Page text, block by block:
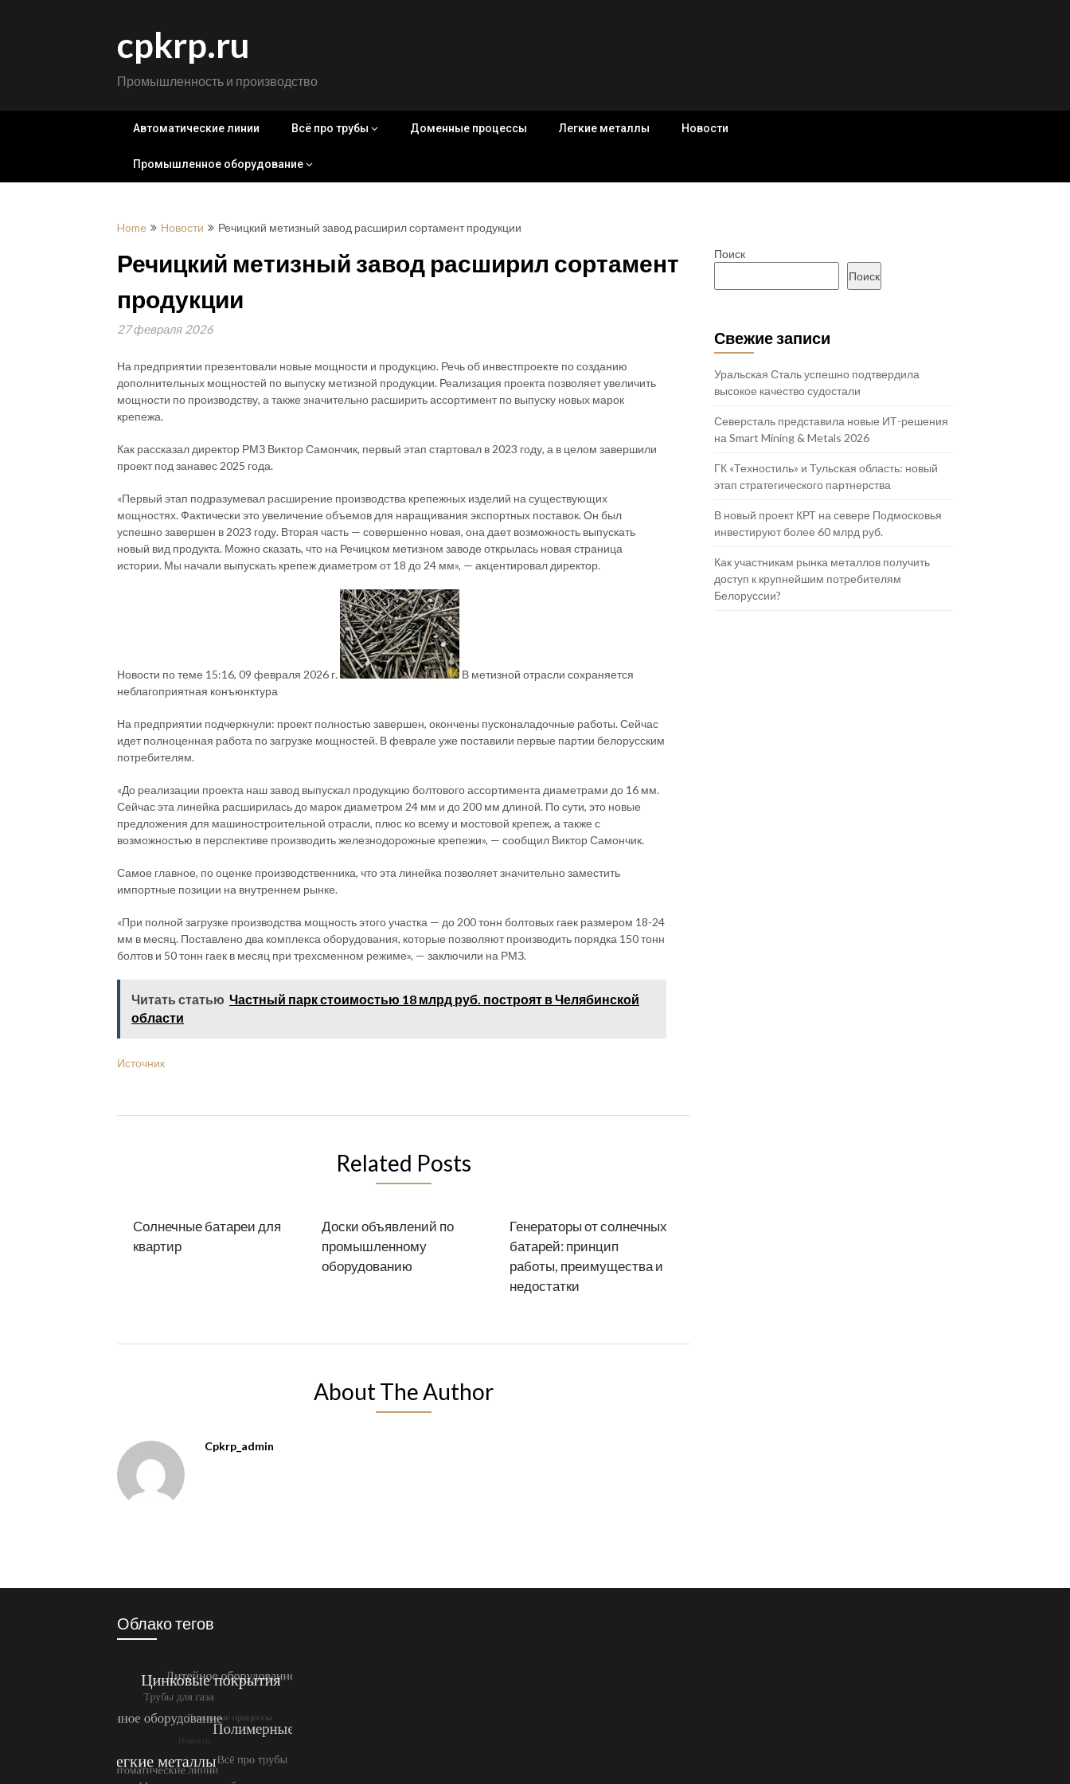
cpkrp.ru
Промышленность и производство
Автоматические линии Всё про трубы Доменные процессы Легкие металлы Новости
Промышленное оборудование
Home Новости Речицкий метизный завод расширил сортамент продукции
Речицкий метизный завод расширил сортамент
продукции
27 февраля 2026
На предприятии презентовали новые мощности и продукцию. Речь об инвестпроекте по созданию
дополнительных мощностей по выпуску метизной продукции. Реализация проекта позволяет увеличить
мощности по производству, а также значительно расширить ассортимент по выпуску новых марок
крепежа.
Как рассказал директор РМЗ Виктор Самончик, первый этап стартовал в 2023 году, а в целом завершили
проект под занавес 2025 года.
«Первый этап подразумевал расширение производства крепежных изделий на существующих
мощностях. Фактически это увеличение объемов для наращивания экспортных поставок. Он был
успешно завершен в 2023 году. Вторая часть — совершенно новая, она дает возможность выпускать
новый вид продукта. Можно сказать, что на Речицком метизном заводе открылась новая страница
истории. Мы начали выпускать крепеж диаметром от 18 до 24 мм», — акцентировал директор.
Новости по теме 15:16, 09 февраля 2026 г.
В метизной отрасли сохраняется
неблагоприятная конъюнктура
На предприятии подчеркнули: проект полностью завершен, окончены пусконаладочные работы. Сейчас
идет полноценная работа по загрузке мощностей. В феврале уже поставили первые партии белорусским
потребителям.
«До реализации проекта наш завод выпускал продукцию болтового ассортимента диаметрами до 16 мм.
Сейчас эта линейка расширилась до марок диаметром 24 мм и до 200 мм длиной. По сути, это новые
предложения для машиностроительной отрасли, плюс ко всему и мостовой крепеж, а также с
возможностью в перспективе производить железнодорожные крепежи», — сообщил Виктор Самончик.
Самое главное, по оценке производственника, что эта линейка позволяет значительно заместить
импортные позиции на внутреннем рынке.
«При полной загрузке производства мощность этого участка — до 200 тонн болтовых гаек размером 18-24
мм в месяц. Поставлено два комплекса оборудования, которые позволяют производить порядка 150 тонн
болтов и 50 тонн гаек в месяц при трехсменном режиме», — заключили на РМЗ.
Читать статью Частный парк стоимостью 18 млрд руб. построят в Челябинской
области
Источник
Related Posts
Солнечные батареи для
квартир
Доски объявлений по
промышленному
оборудованию
Генераторы от солнечных
батарей: принцип
работы, преимущества и
недостатки
About The Author
Cpkrp_admin
Поиск
Поиск
Свежие записи
Уральская Сталь успешно подтвердила
высокое качество судостали
Северсталь представила новые ИТ-решения
на Smart Mining & Metals 2026
ГК «Техностиль» и Тульская область: новый
этап стратегического партнерства
В новый проект КРТ на севере Подмосковья
инвестируют более 60 млрд руб.
Как участникам рынка металлов получить
доступ к крупнейшим потребителям
Белоруссии?
Облако тегов